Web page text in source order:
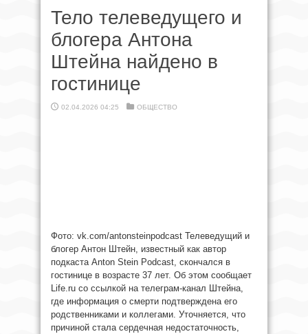
Тело телеведущего и
блогера Антона
Штейна найдено в
гостинице
02.04.2026 04:25 ОБЩЕСТВО
Фото: vk.com/antonsteinpodcast Телеведущий и
блогер Антон Штейн, известный как автор
подкаста Anton Stein Podcast, скончался в
гостинице в возрасте 37 лет. Об этом сообщает
Life.ru со ссылкой на телеграм-канал Штейна,
где информация о смерти подтверждена его
родственниками и коллегами. Уточняется, что
причиной стала сердечная недостаточность,